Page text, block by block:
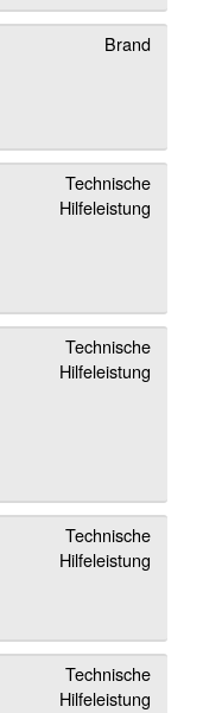
Brand
Technische
Hilfeleistung
Technische
Hilfeleistung
Technische
Hilfeleistung
Technische
Hilfeleistung